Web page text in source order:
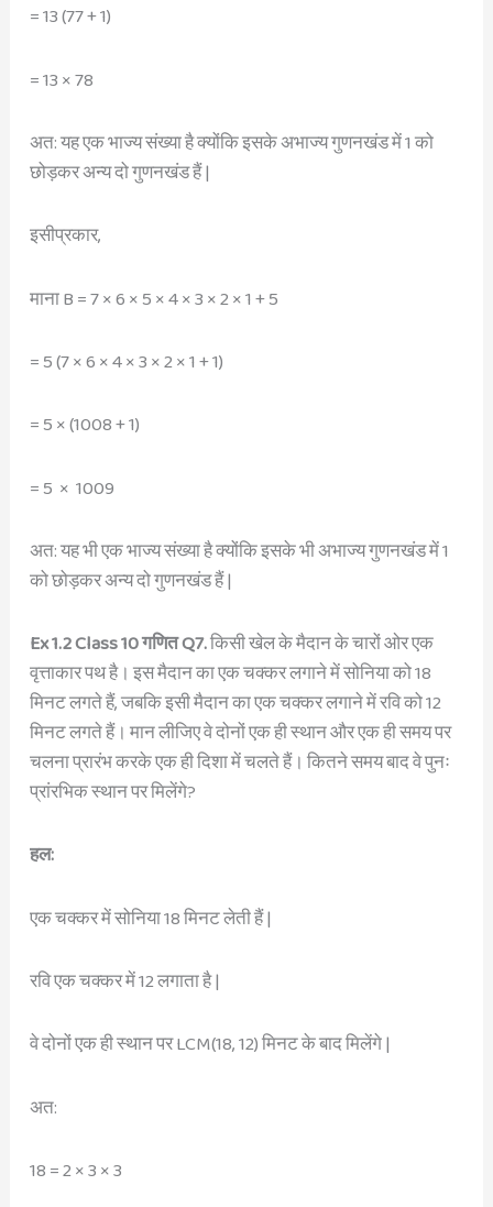
= 13 (77 + 1)
= 13 × 78
अत: यह एक भाज्य संख्या है क्योंकि इसके अभाज्य गुणनखंड में 1 को
छोड़कर अन्य दो गुणनखंड हैं |
इसीप्रकार,
माना B = 7 × 6 × 5 × 4 × 3 × 2 × 1 + 5
= 5 (7 × 6 × 4 × 3 × 2 × 1 + 1)​
= 5 × (1008 + 1)
= 5 × 1009
अत: यह भी एक भाज्य संख्या है क्योंकि इसके भी अभाज्य गुणनखंड में 1
को छोड़कर अन्य दो गुणनखंड हैं |
Ex 1.2 Class 10 गणित Q7.किसी खेल के मैदान के चारों ओर एक
वृत्ताकार पथ है। इस मैदान का एक चक्कर लगाने में सोनिया को 18
मिनट लगते हैं, जबकि इसी मैदान का एक चक्कर लगाने में रवि को 12
मिनट लगते हैं। मान लीजिए वे दोनों एक ही स्थान और एक ही समय पर
चलना प्रारंभ करके एक ही दिशा में चलते हैं। कितने समय बाद वे पुनः
प्रांरभिक स्थान पर मिलेंगे?
हल:
एक चक्कर में सोनिया 18 मिनट लेती हैं |
रवि एक चक्कर में 12 लगाता है |
वे दोनों एक ही स्थान पर LCM(18, 12) मिनट के बाद मिलेंगे |
अत:
18 = 2 × 3 × 3